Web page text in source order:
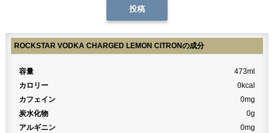
ROCKSTAR VODKA CHARGED LEMON CITRONの成分
容量
473ml
カロリー
0kcal
カフェイン
0mg
炭水化物
0g
アルギニン
0mg